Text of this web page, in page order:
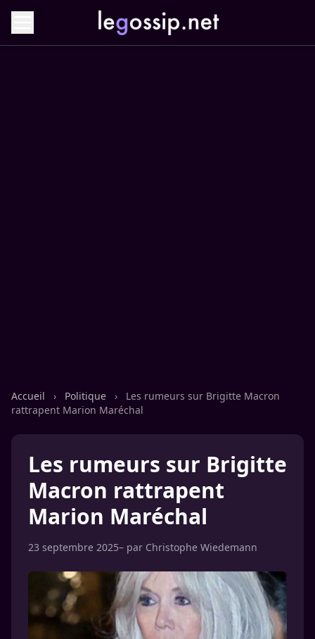
Accueil › Politique ›
Les rumeurs sur Brigitte Macron
rattrapent Marion Maréchal
Les rumeurs sur Brigitte
Macron rattrapent
Marion Maréchal
23 septembre 2025– par Christophe Wiedemann